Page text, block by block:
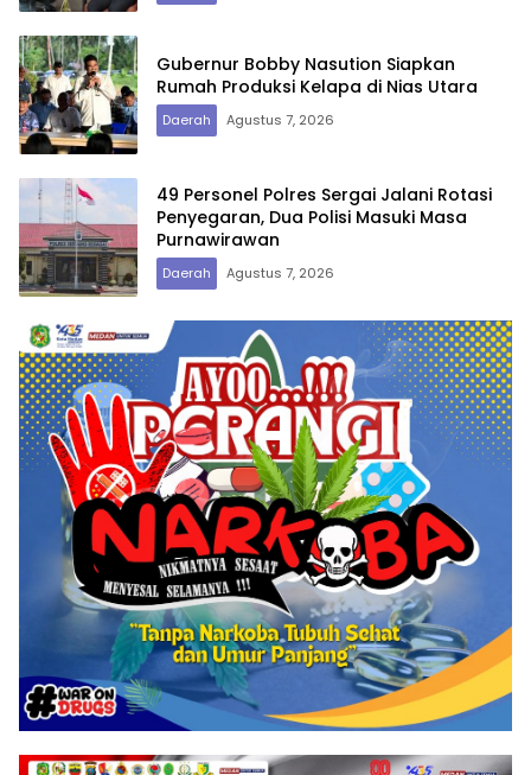
Gubernur Bobby Nasution Siapkan
Rumah Produksi Kelapa di Nias Utara
Daerah Agustus 7, 2026
49 Personel Polres Sergai Jalani Rotasi
Penyegaran, Dua Polisi Masuki Masa
Purnawirawan
Daerah Agustus 7, 2026